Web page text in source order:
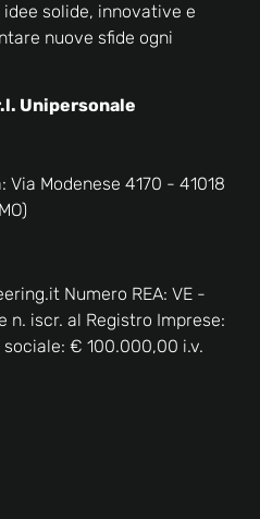
solide, innovative e
nuove sfide ogni
Unipersonale
Modenese 4170 - 41018
Numero REA: VE -
n. iscr. al Registro Imprese:
€ 100.000,00 i.v.